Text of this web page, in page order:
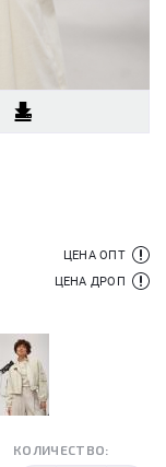
ЦЕНА ОПТ
ЦЕНА ДРОП
КОЛИЧЕСТВО: